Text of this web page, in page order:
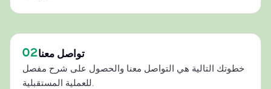
02تواصل معنا
خطوتك التالية هي التواصل معنا والحصول على شرح مفصل
للعملية المستقبلية.